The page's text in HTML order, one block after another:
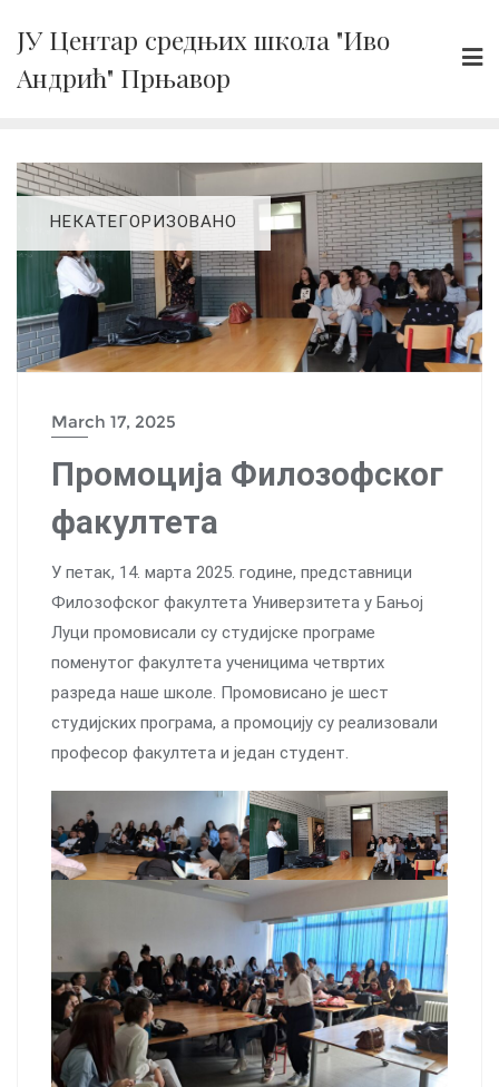
content
ЈУ Центар средњих школа "Иво
Андрић" Прњавор
НЕКАТЕГОРИЗОВАНО
March 17, 2025
Промоција Филозофског
факултета
У петак, 14. марта 2025. године, представници
Филозофског факултета Универзитета у Бањoj
Луци промовисали су студијске програме
поменутог факултета ученицима четвртих
разреда наше школе. Промовисано је шест
студијских програма, а промоцију су реализовали
професор факултета и један студент.